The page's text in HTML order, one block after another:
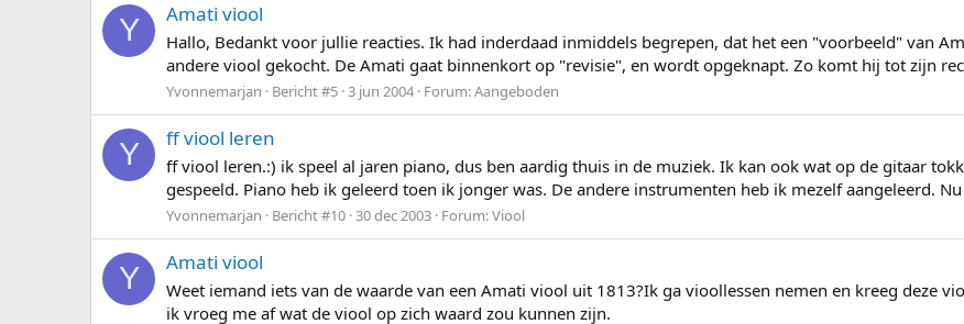
Y Amati viool
Hallo, Bedankt voor jullie reacties. Ik had inderdaad inmiddels begrepen, dat het een "voorbeeld" van
andere viool gekocht. De Amati gaat binnenkort op "revisie", en wordt opgeknapt. Zo komt hij tot zijn
Yvonnemarjan Bericht #5 3 jun 2004 Forum:Aangeboden
Y ff viool leren
ff viool leren.:) ik speel al jaren piano, dus ben aardig thuis in de muziek. Ik kan ook wat op de gitaar
gespeeld. Piano heb ik geleerd toen ik jonger was. De andere instrumenten heb ik mezelf aangeleerd.
Yvonnemarjan Bericht #10 30 dec 2003 Forum:Viool
Y Amati viool
Weet iemand iets van de waarde van een Amati viool uit 1813?Ik ga vioollessen nemen en kreeg deze
ik vroeg me af wat de viool op zich waard zou kunnen zijn.